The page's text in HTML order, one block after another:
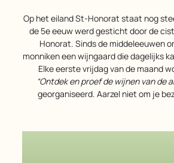
Op het eiland St-Honorat staat nog steeds een abdij die in
de 5e eeuw werd gesticht door de
Honorat. Sinds de middeleeuwen
monniken een wijngaard die dagelijks
Elke eerste vrijdag van de maand
“Ontdek en proef de wijnen van de
georganiseerd. Aarzel niet om je